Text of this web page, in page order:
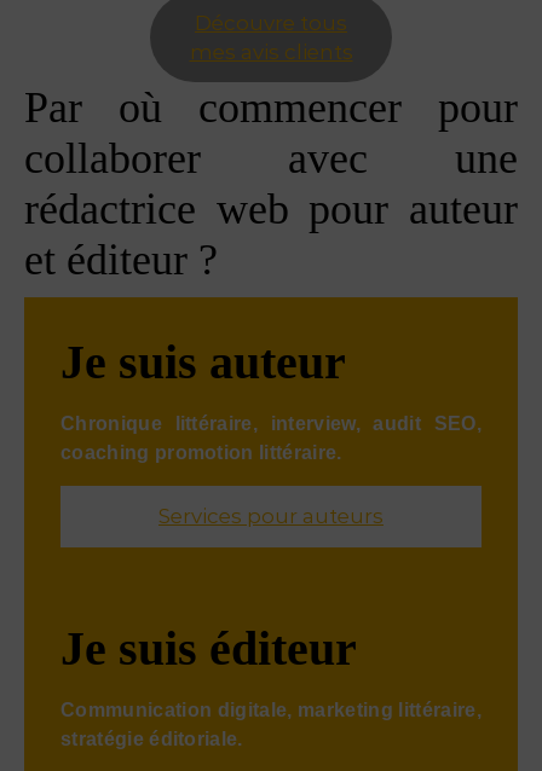
Découvre tous
mes avis clients
Par où commencer pour
collaborer avec une
rédactrice web pour auteur
et éditeur ?
Je suis auteur
Chronique littéraire, interview, audit SEO,
coaching promotion littéraire.
Services pour auteurs
Je suis éditeur
Communication digitale, marketing littéraire,
stratégie éditoriale.